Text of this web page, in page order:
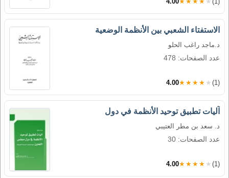
الاستفتاء الشعبي بين الأنظمة الوضعية
د.ماجد راغب الحلو
عدد الصفحات: 478
4.00★★★★★ (1)
آليات تطبيق توحيد الأنظمة في دول
د. سعد بن مطر العتيبي
عدد الصفحات: 30
4.00★★★★★ (1)